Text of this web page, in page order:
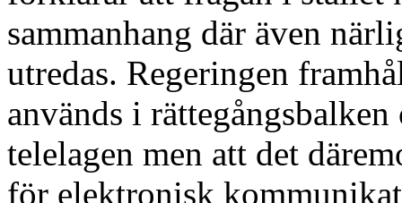
sammanhang där även
utredas. Regeringen
används i
telelagen men att det
för elektronisk